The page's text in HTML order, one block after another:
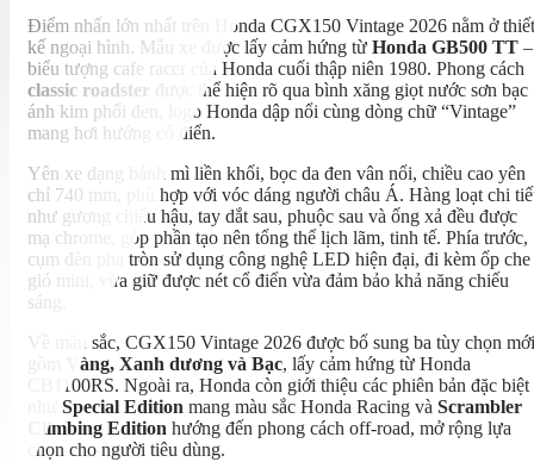
Điểm nhấn lớn nhất trên Honda CGX150 Vintage 2026 nằm ở thiết
kế ngoại hình. Mẫu xe được lấy cảm hứng từ Honda GB500 TT –
biểu tượng cafe racer của Honda cuối thập niên 1980. Phong cách
classic roadster
được thể hiện rõ qua bình xăng giọt nước sơn bạc
ánh kim phối đen, logo Honda dập nổi cùng dòng chữ “Vintage”
mang hơi hướng cổ điển.
Yên xe dạng bánh mì liền khối, bọc da đen vân nổi, chiều cao yên
chỉ 740 mm, phù hợp với vóc dáng người châu Á. Hàng loạt chi
như gương chiếu hậu, tay dắt sau, phuộc sau và ống xả đều được
mạ chrome, góp phần tạo nên tổng thể lịch lãm, tinh tế. Phía trước,
cụm đèn pha tròn sử dụng công nghệ LED hiện đại, đi kèm ốp che
gió mini, vừa giữ được nét cổ điển vừa đảm bảo khả năng chiếu
sáng.
Về màu sắc, CGX150 Vintage 2026 được bổ sung ba tùy chọn mới
Vàng, Xanh dương và Bạc, lấy cảm hứng từ Honda
CB1100RS. Ngoài ra, Honda còn giới thiệu các phiên bản đặc biệt
Special Edition mang màu sắc Honda Racing và Scrambler
Climbing Edition hướng đến phong cách off-road, mở rộng lựa
chọn cho người tiêu dùng.